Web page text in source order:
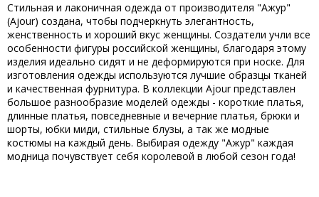
Стильная и лаконичная одежда от производителя "Ажур"
(Ajour) создана, чтобы подчеркнуть элегантность,
женственность и хороший вкус женщины. Создатели учли все
особенности фигуры российской женщины, благодаря этому
изделия идеально сидят и не деформируются при носке. Для
изготовления одежды используются лучшие образцы тканей
и качественная фурнитура. В коллекции Ajour представлен
большое разнообразие моделей одежды - короткие платья,
длинные платья, повседневные и вечерние платья, брюки и
шорты, юбки миди, стильные блузы, а так же модные
костюмы на каждый день. Выбирая одежду "Ажур" каждая
модница почувствует себя королевой в любой сезон года!